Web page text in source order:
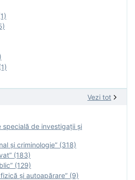
Vezi tot
specială de investigaţii şi
și criminologie” (318)
(183)
(129)
şi autoapărare” (9)